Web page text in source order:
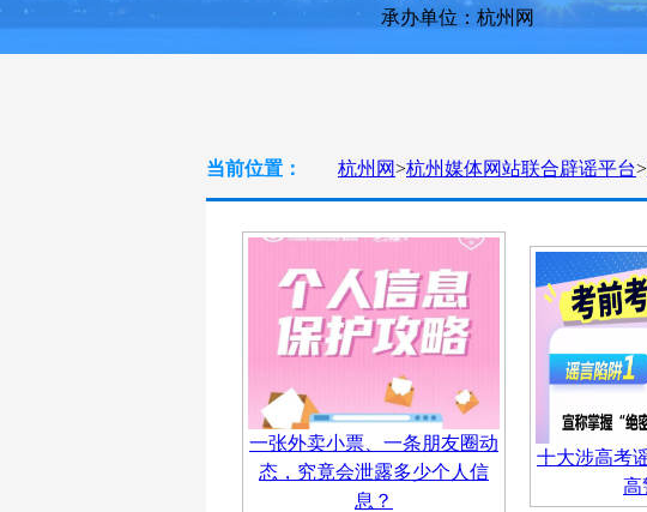
承办单位：杭州网
当前位置： 杭州网>杭州媒体网站联合辟谣平台>
一张外卖小票、一条朋友圈动
态，究竟会泄露多少个人信
息？
十大涉高考
高